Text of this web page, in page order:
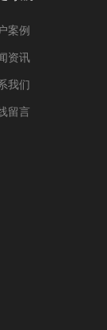
案例
资讯
我们
留言